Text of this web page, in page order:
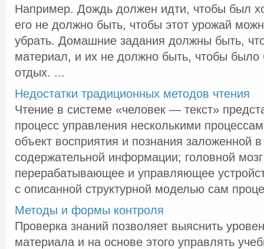
Например. Дождь должен идти, чтобы был
его не должно быть, чтобы этот урожай
убрать. Домашние задания должны быть,
материал, и их не должно быть, чтобы
отдых. ...
Недостатки традиционных методов чтения
Чтение в системе «человек — текст»
процесс управления несколькими
объект восприятия и познания заложенной
содержательной информации; головной
перерабатывающее и управляющее
с описанной структурной моделью сам
Методы и формы контроля
Проверка знаний позволяет выяснить
материала и на основе этого управлять